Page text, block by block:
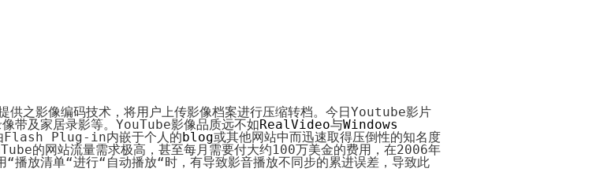
系
统
Cash
System
现
域
名
购
买
www.cstudio.com.my
support.cstudio@live.com.my
More Details...
请
代
理
销
售
供之影像编码技术，将用户上传影像档案进行压缩转档。今日Youtube影片
带及家居录影等。 YouTube影像品质远不如RealVideo与Windows
Flash Plug-in内嵌于个人的blog或其他网站中而迅速取得压倒性的知名度
的网站流量需求极高，甚至每月需要付大约100万美金的费用，在2006年
“播放清单“进行“ 自动播放“时，有导致影音播放不同步的累进误差，导致此